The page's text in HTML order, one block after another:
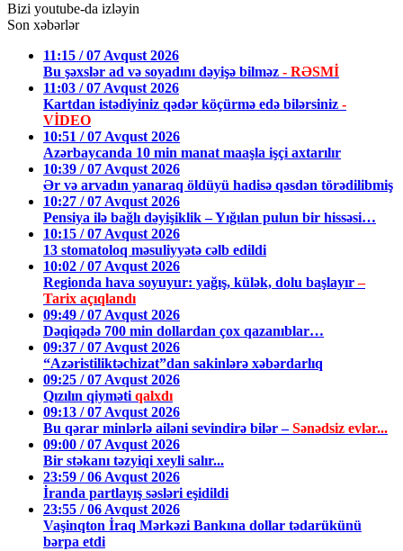
Bizi youtube-da izləyin
Son xəbərlər
11:15 / 07 Avqust 2026
Bu şəxslər ad və soyadını dəyişə bilməz - RƏSMİ
11:03 / 07 Avqust 2026
Kartdan istədiyiniz qədər köçürmə edə bilərsiniz -
VİDEO
10:51 / 07 Avqust 2026
Azərbaycanda 10 min manat maaşla işçi axtarılır
10:39 / 07 Avqust 2026
Ər və arvadın yanaraq öldüyü hadisə qəsdən törədilibmiş
10:27 / 07 Avqust 2026
Pensiya ilə bağlı dəyişiklik – Yığılan pulun bir hissəsi…
10:15 / 07 Avqust 2026
13 stomatoloq məsuliyyətə cəlb edildi
10:02 / 07 Avqust 2026
Regionda hava soyuyur: yağış, külək, dolu başlayır–
Tarix açıqlandı
09:49 / 07 Avqust 2026
Dəqiqədə 700 min dollardan çox qazanıblar…
09:37 / 07 Avqust 2026
“Azəristiliktəchizat”dan sakinlərə xəbərdarlıq
09:25 / 07 Avqust 2026
Qızılın qiyməti qalxdı
09:13 / 07 Avqust 2026
Bu qərar minlərlə ailəni sevindirə bilər –Sənədsiz evlər...
09:00 / 07 Avqust 2026
Bir stəkanı təzyiqi xeyli salır...
23:59 / 06 Avqust 2026
İranda partlayış səsləri eşidildi
23:55 / 06 Avqust 2026
Vaşinqton İraq Mərkəzi Bankına dollar tədarükünü
bərpa etdi